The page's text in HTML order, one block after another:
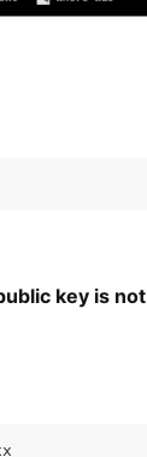
key is not